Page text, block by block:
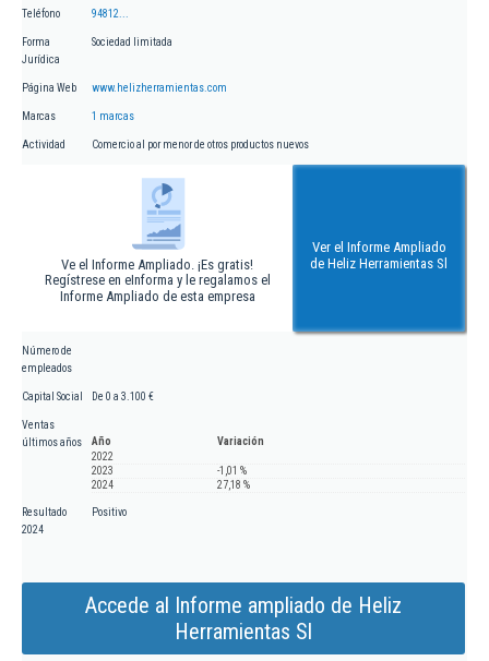
Teléfono 94812...
Forma
Jurídica
Sociedad limitada
Página Web www.helizherramientas.com
Marcas 1 marcas
Actividad Comercio al por menor de otros productos nuevos
Ve el Informe Ampliado. ¡Es gratis!
Regístrese en eInforma y le regalamos el
Informe Ampliado de esta empresa
Ver el Informe Ampliado
de Heliz Herramientas Sl
Número de
empleados
Capital Social De 0 a 3.100 €
Ventas
últimos años
Año
Variación
2022
2023
-1,01 %
2024
27,18 %
Resultado
2024
Positivo
Accede al Informe ampliado de Heliz
Herramientas Sl